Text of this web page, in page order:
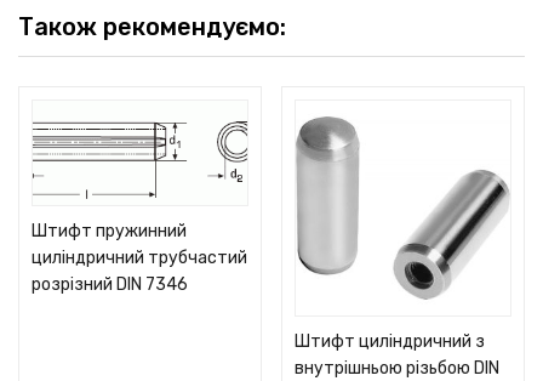
Також рекомендуємо:
Штифт пружинний
циліндричний трубчастий
розрізний DIN 7346
Штифт циліндричний з
внутрішньою різьбою DIN